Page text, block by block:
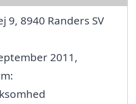
9, 8940 Randers SV
2011,